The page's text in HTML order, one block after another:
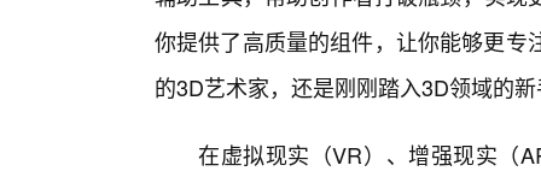
你提供了高质量的组件，让你能够更
的3D艺术家，还是刚刚踏入3D领域的
在虚拟现实（VR）、增强现实（